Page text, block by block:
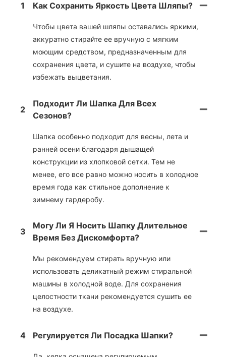
1 Как Сохранить Яркость Цвета Шляпы?
Чтобы цвета вашей шляпы оставались яркими,
аккуратно стирайте ее вручную с мягким
моющим средством, предназначенным для
сохранения цвета, и сушите на воздухе, чтобы
избежать выцветания.
2
Подходит Ли Шапка Для Всех
Сезонов?
Шапка особенно подходит для весны, лета и
ранней осени благодаря дышащей
конструкции из хлопковой сетки. Тем не
менее, его все равно можно носить в холодное
время года как стильное дополнение к
зимнему гардеробу.
3
Могу Ли Я Носить Шапку Длительное
Время Без Дискомфорта?
Мы рекомендуем стирать вручную или
использовать деликатный режим стиральной
машины в холодной воде. Для сохранения
целостности ткани рекомендуется сушить ее
на воздухе.
4 Регулируется Ли Посадка Шапки?